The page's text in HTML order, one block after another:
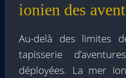
ionien des
Au-delà des limites
tapisserie
déployées. La mer